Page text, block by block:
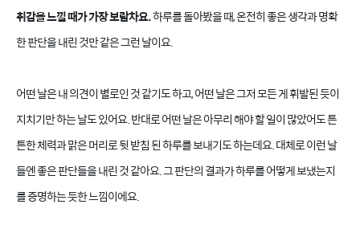
취감을 느낄 때가 가장 보람차요.하루를 돌아봤을 때, 온전히 좋은 생각과 명확
한 판단을 내린 것만 같은 그런 날이요.
어떤 날은 내 의견이 별로인 것 같기도 하고, 어떤 날은 그저 모든 게 휘발된 듯이
지치기만 하는 날도 있어요. 반대로 어떤 날은 아무리 해야 할 일이 많았어도 튼
튼한 체력과 맑은 머리로 뒷 받침 된 하루를 보내기도 하는데요. 대체로 이런 날
들엔 좋은 판단들을 내린 것 같아요. 그 판단의 결과가 하루를 어떻게 보냈는지
를 증명하는 듯한 느낌이에요.